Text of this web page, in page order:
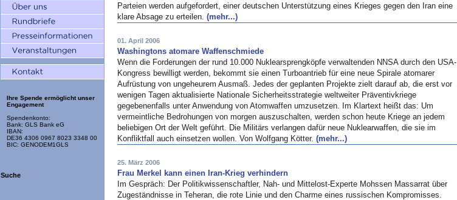
Ihre Spende ermöglicht unser
Engagement
Spendenkonto:
Bank: GLS Bank eG
IBAN:
DE36 4306 0967 8023 3348 00
BIC: GENODEM1GLS
Suche
Parteien werden aufgefordert, einer deutschen Unterstützung eines Krieges gegen den Iran eine
klare Absage zu erteilen. (mehr...)
01. April 2006
Washingtons atomare Waffenschmiede
Wenn die Forderungen der rund 10.000 Nuklearsprengköpfe verwaltenden NNSA durch den USA-
Kongress bewilligt werden, bekommt sie einen Turboantrieb für eine neue Spirale atomarer
Aufrüstung von ungeheurem Ausmaß. Jedes der geplanten Projekte zielt darauf ab, die erst vor
wenigen Tagen aktualisierte Nationale Sicherheitsstrategie weltweiter Präventivkriege
gegebenenfalls unter Anwendung von Atomwaffen umzusetzen. Im Klartext heißt das: Um
vermeintliche Bedrohungen von morgen auszuschalten, werden schon heute Kriege an jedem
beliebigen Ort der Welt geführt. Die Militärs verlangen dafür neue Nuklearwaffen, die sie im
Konfliktfall auch einsetzen wollen. Von Wolfgang Kötter. (mehr...)
25. März 2006
Frau Merkel kann einen Iran-Krieg verhindern
Im Gespräch: Der Politikwissenschaftler, Nah- und Mittelost-Experte Mohssen Massarrat über
Zugeständnisse in Teheran, die rote Linie und den Charme eines russischen Kompromisses.